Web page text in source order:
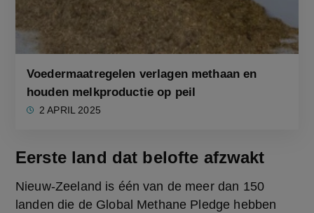
Voedermaatregelen verlagen methaan en
houden melkproductie op peil
2 APRIL 2025
Eerste land dat belofte afzwakt
Nieuw-Zeeland is één van de meer dan 150
landen die de Global Methane Pledge hebben